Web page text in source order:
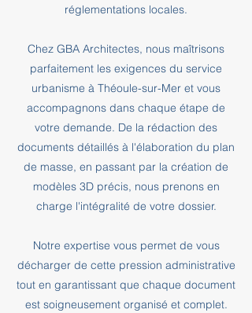
réglementations locales.
Chez GBA Architectes, nous maîtrisons
parfaitement les exigences du service
urbanisme à Théoule-sur-Mer et vous
accompagnons dans chaque étape de
votre demande. De la rédaction des
documents détaillés à l'élaboration du plan
de masse, en passant par la création de
modèles 3D précis, nous prenons en
charge l'intégralité de votre dossier.
Notre expertise vous permet de vous
décharger de cette pression administrative
tout en garantissant que chaque document
est soigneusement organisé et complet.